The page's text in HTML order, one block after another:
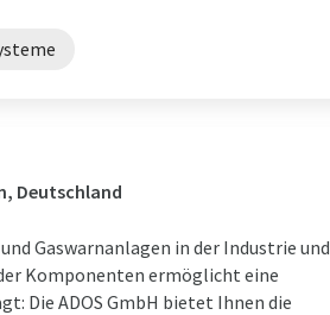
Deutschland
Gaswarnanlagen in der Industrie und
Komponenten ermöglicht eine
Die ADOS GmbH bietet Ihnen die